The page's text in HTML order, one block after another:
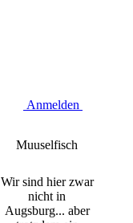
Anmelden
Muuselfisch
Wir sind hier zwar
nicht in
Augsburg... aber